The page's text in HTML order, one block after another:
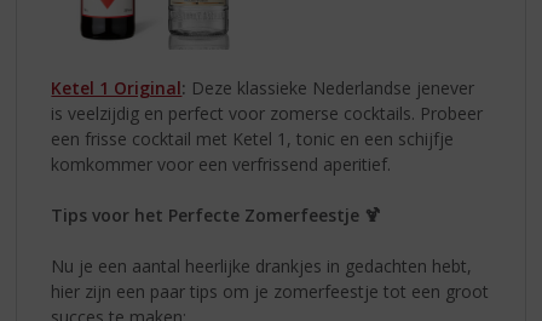
Ketel 1 Original: Deze klassieke Nederlandse jenever
is veelzijdig en perfect voor zomerse cocktails. Probeer
een frisse cocktail met Ketel 1, tonic en een schijfje
komkommer voor een verfrissend aperitief.
Tips voor het Perfecte Zomerfeestje 🍹
Nu je een aantal heerlijke drankjes in gedachten hebt,
hier zijn een paar tips om je zomerfeestje tot een groot